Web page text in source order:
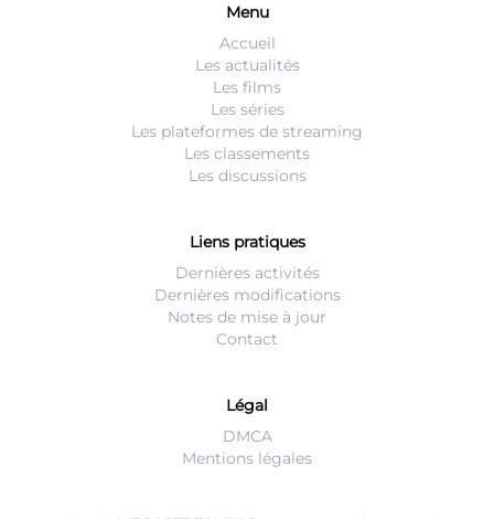
Menu
Accueil
Les actualités
Les films
Les séries
Les plateformes de streaming
Les classements
Les discussions
Liens pratiques
Dernières activités
Dernières modifications
Notes de mise à jour
Contact
Légal
DMCA
Mentions légales